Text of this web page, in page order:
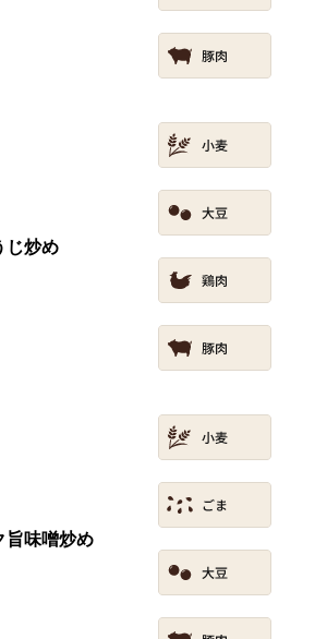
じ炒め
旨味噌炒め